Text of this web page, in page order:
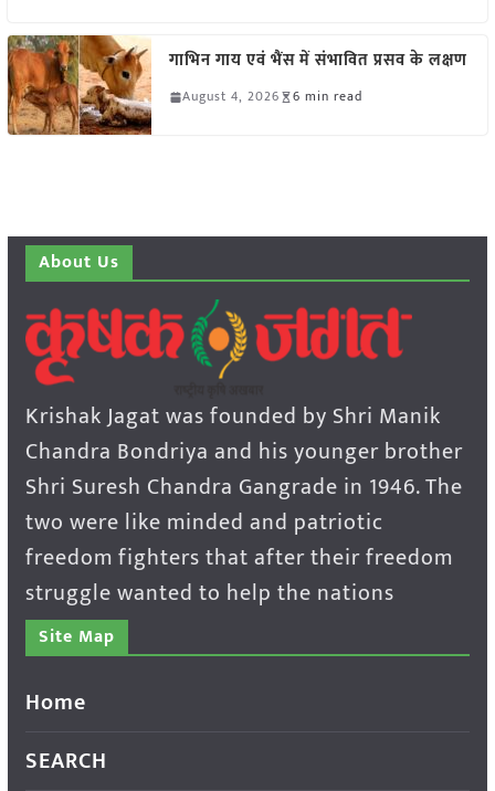
गाभिन गाय एवं भैंस में संभावित प्रसव के लक्षण
August 4, 2026 6 min read
About Us
Krishak Jagat was founded by Shri Manik
Chandra Bondriya and his younger brother
Shri Suresh Chandra Gangrade in 1946. The
two were like minded and patriotic
freedom fighters that after their freedom
struggle wanted to help the nations
Site Map
Home
SEARCH